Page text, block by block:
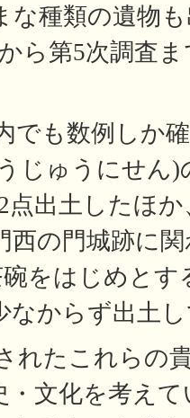
な種類の遺物
ら第5次調査
でも数例しか
じゅうにせん)
点出土したほ
西の門城跡に
をはじめとす
なからず出土
れたこれらの
・文化を考え